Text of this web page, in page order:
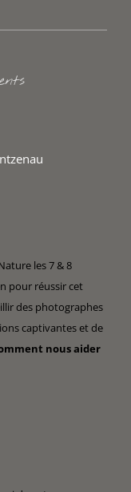
les 7 & 8
pour réussir cet
des photographes
captivantes et de
nous aider